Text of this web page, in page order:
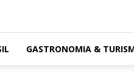
GASTRONOMIA &